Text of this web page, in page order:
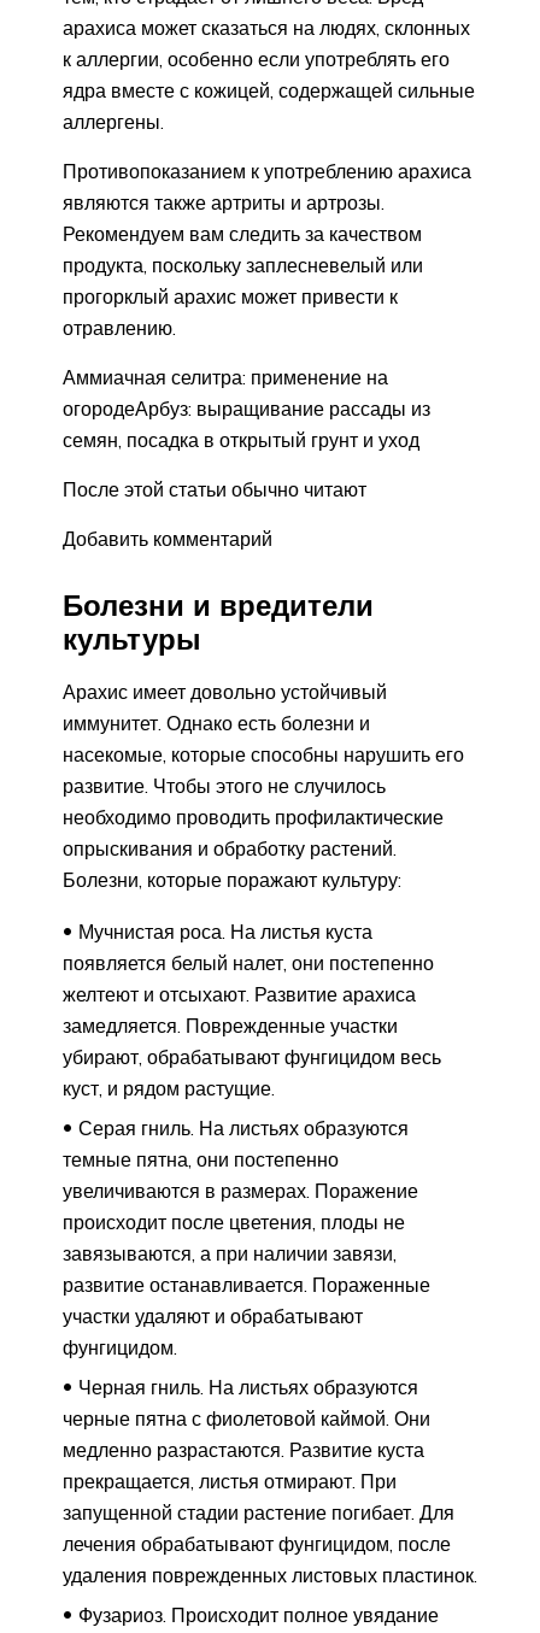
арахиса может сказаться на людях, склонных
к аллергии, особенно если употреблять его
ядра вместе с кожицей, содержащей сильные
аллергены.
Противопоказанием к употреблению арахиса
являются также артриты и артрозы.
Рекомендуем вам следить за качеством
продукта, поскольку заплесневелый или
прогорклый арахис может привести к
отравлению.
Аммиачная селитра: применение на
огородеАрбуз: выращивание рассады из
семян, посадка в открытый грунт и уход
После этой статьи обычно читают
Добавить комментарий
Болезни и вредители
культуры
Арахис имеет довольно устойчивый
иммунитет. Однако есть болезни и
насекомые, которые способны нарушить его
развитие. Чтобы этого не случилось
необходимо проводить профилактические
опрыскивания и обработку растений.
Болезни, которые поражают культуру:
Мучнистая роса. На листья куста
появляется белый налет, они постепенно
желтеют и отсыхают. Развитие арахиса
замедляется. Поврежденные участки
убирают, обрабатывают фунгицидом весь
куст, и рядом растущие.
Серая гниль. На листьях образуются
темные пятна, они постепенно
увеличиваются в размерах. Поражение
происходит после цветения, плоды не
завязываются, а при наличии завязи,
развитие останавливается. Пораженные
участки удаляют и обрабатывают
фунгицидом.
Черная гниль. На листьях образуются
черные пятна с фиолетовой каймой. Они
медленно разрастаются. Развитие куста
прекращается, листья отмирают. При
запущенной стадии растение погибает. Для
лечения обрабатывают фунгицидом, после
удаления поврежденных листовых пластинок.
Фузариоз. Происходит полное увядание